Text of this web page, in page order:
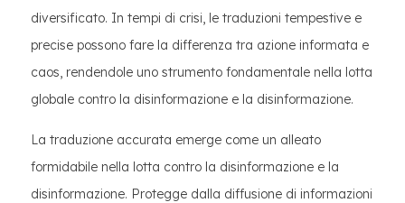
diversificato. In tempi di crisi, le traduzioni tempestive e
precise possono fare la differenza tra azione informata e
caos, rendendole uno strumento fondamentale nella lotta
globale contro la disinformazione e la disinformazione.
La traduzione accurata emerge come un alleato
formidabile nella lotta contro la disinformazione e la
disinformazione. Protegge dalla diffusione di informazioni